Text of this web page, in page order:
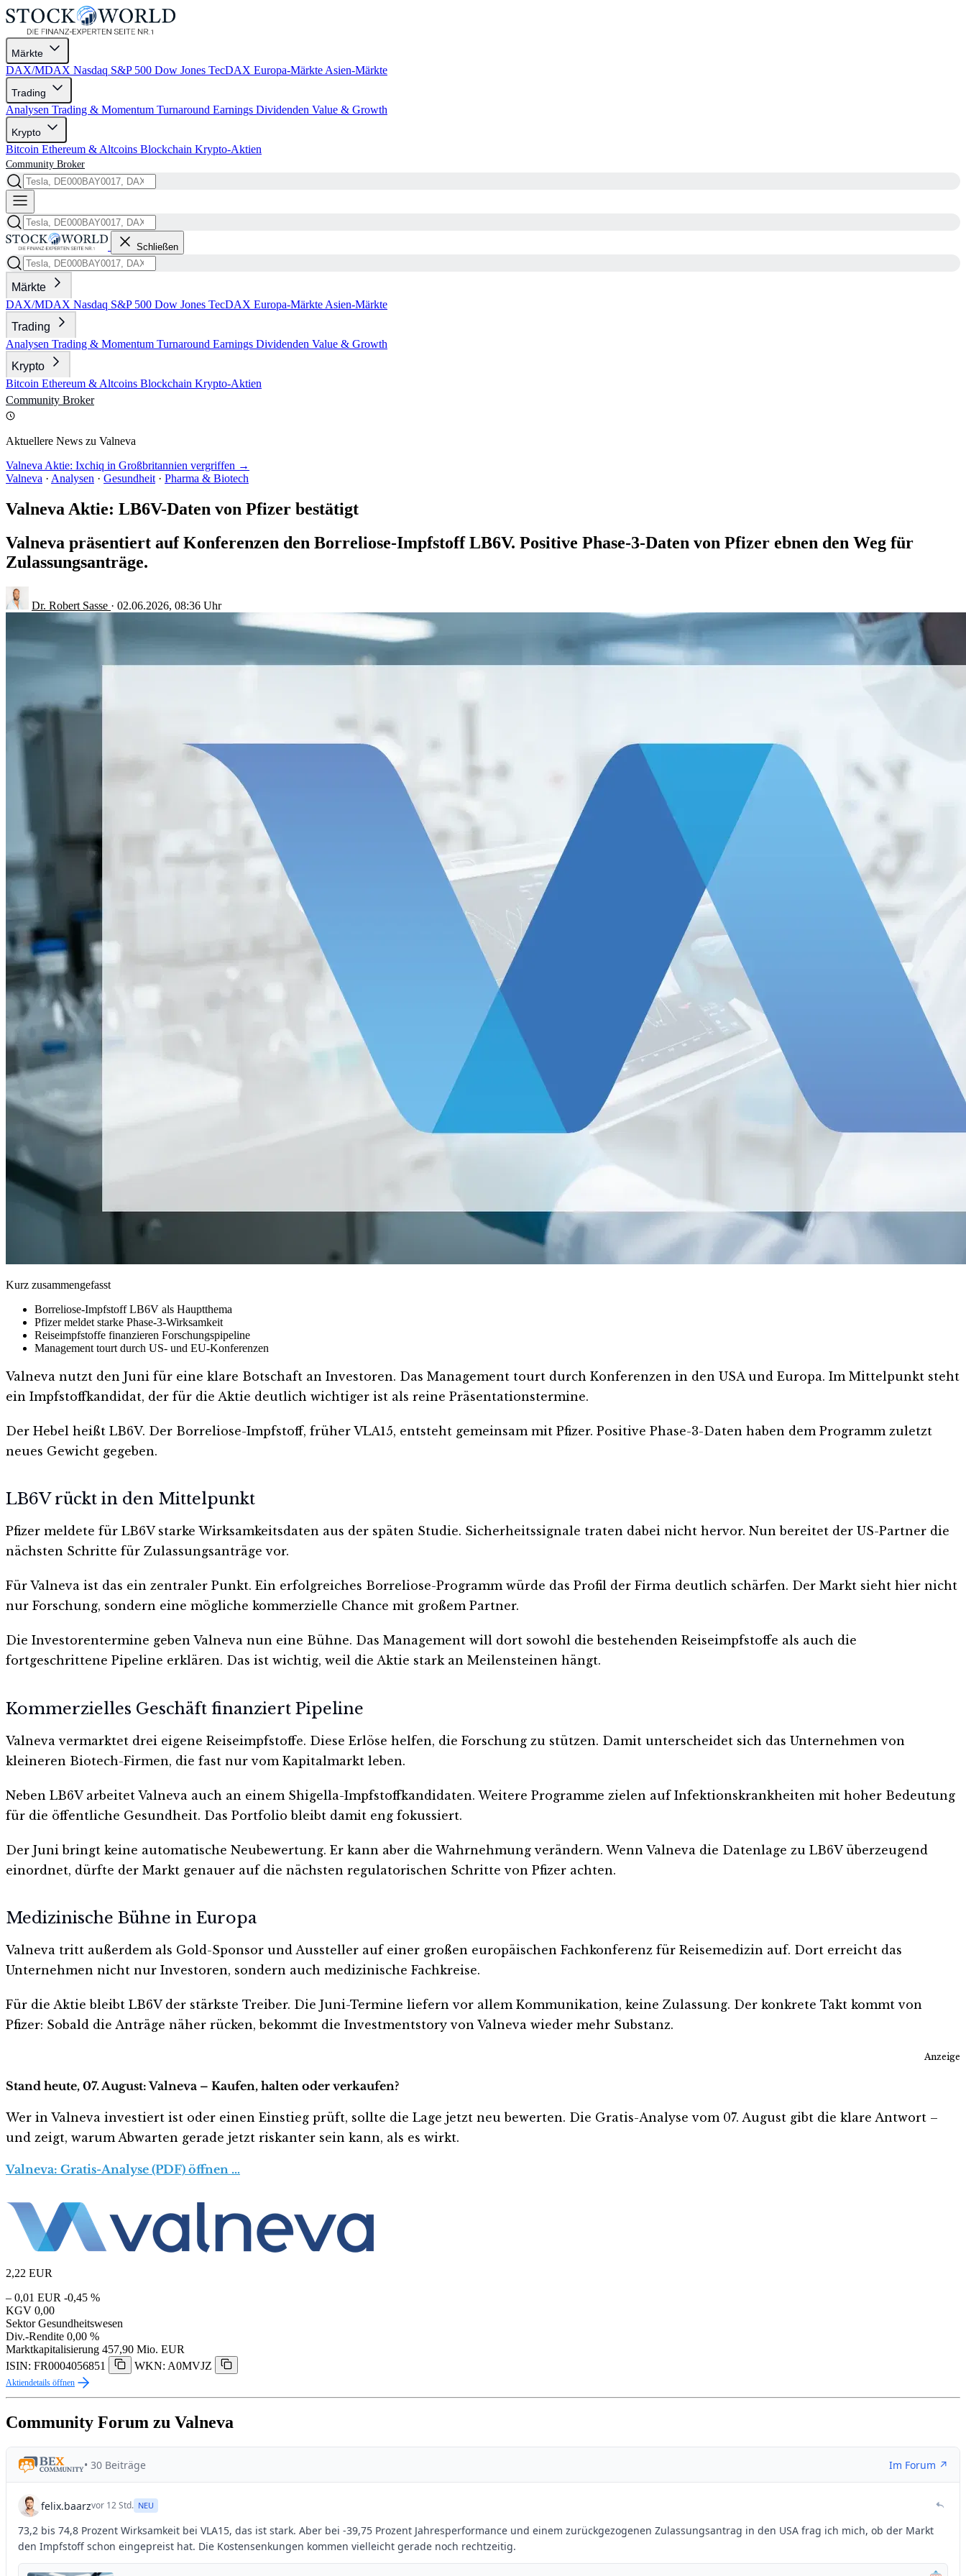
Märkte
DAX/MDAX Nasdaq S&P 500 Dow Jones TecDAX Europa-Märkte Asien-Märkte
Trading
Analysen Trading & Momentum Turnaround Earnings Dividenden Value & Growth
Krypto
Bitcoin Ethereum & Altcoins Blockchain Krypto-Aktien
Community Broker
Schließen
Märkte
DAX/MDAX Nasdaq S&P 500 Dow Jones TecDAX Europa-Märkte Asien-Märkte
Trading
Analysen Trading & Momentum Turnaround Earnings Dividenden Value & Growth
Krypto
Bitcoin Ethereum & Altcoins Blockchain Krypto-Aktien
Community Broker
Aktuellere News zu Valneva
Valneva Aktie: Ixchiq in Großbritannien vergriffen →
Valneva · Analysen · Gesundheit · Pharma & Biotech
Valneva Aktie: LB6V-Daten von Pfizer bestätigt
Valneva präsentiert auf Konferenzen den Borreliose-Impfstoff LB6V. Positive Phase-3-Daten von Pfizer ebnen den Weg für
Zulassungsanträge.
Dr. Robert Sasse · 02.06.2026, 08:36 Uhr
Kurz zusammengefasst
Borreliose-Impfstoff LB6V als Hauptthema
Pfizer meldet starke Phase-3-Wirksamkeit
Reiseimpfstoffe finanzieren Forschungspipeline
Management tourt durch US- und EU-Konferenzen
Valneva nutzt den Juni für eine klare Botschaft an Investoren. Das Management tourt durch Konferenzen in den USA und Europa. Im Mittelpunkt steht
ein Impfstoffkandidat, der für die Aktie deutlich wichtiger ist als reine Präsentationstermine.
Der Hebel heißt LB6V. Der Borreliose-Impfstoff, früher VLA15, entsteht gemeinsam mit Pfizer. Positive Phase-3-Daten haben dem Programm zuletzt
neues Gewicht gegeben.
LB6V rückt in den Mittelpunkt
Pfizer meldete für LB6V starke Wirksamkeitsdaten aus der späten Studie. Sicherheitssignale traten dabei nicht hervor. Nun bereitet der US-Partner die
nächsten Schritte für Zulassungsanträge vor.
Für Valneva ist das ein zentraler Punkt. Ein erfolgreiches Borreliose-Programm würde das Profil der Firma deutlich schärfen. Der Markt sieht hier nicht
nur Forschung, sondern eine mögliche kommerzielle Chance mit großem Partner.
Die Investorentermine geben Valneva nun eine Bühne. Das Management will dort sowohl die bestehenden Reiseimpfstoffe als auch die
fortgeschrittene Pipeline erklären. Das ist wichtig, weil die Aktie stark an Meilensteinen hängt.
Kommerzielles Geschäft finanziert Pipeline
Valneva vermarktet drei eigene Reiseimpfstoffe. Diese Erlöse helfen, die Forschung zu stützen. Damit unterscheidet sich das Unternehmen von
kleineren Biotech-Firmen, die fast nur vom Kapitalmarkt leben.
Neben LB6V arbeitet Valneva auch an einem Shigella-Impfstoffkandidaten. Weitere Programme zielen auf Infektionskrankheiten mit hoher Bedeutung
für die öffentliche Gesundheit. Das Portfolio bleibt damit eng fokussiert.
Der Juni bringt keine automatische Neubewertung. Er kann aber die Wahrnehmung verändern. Wenn Valneva die Datenlage zu LB6V überzeugend
einordnet, dürfte der Markt genauer auf die nächsten regulatorischen Schritte von Pfizer achten.
Medizinische Bühne in Europa
Valneva tritt außerdem als Gold-Sponsor und Aussteller auf einer großen europäischen Fachkonferenz für Reisemedizin auf. Dort erreicht das
Unternehmen nicht nur Investoren, sondern auch medizinische Fachkreise.
Für die Aktie bleibt LB6V der stärkste Treiber. Die Juni-Termine liefern vor allem Kommunikation, keine Zulassung. Der konkrete Takt kommt von
Pfizer: Sobald die Anträge näher rücken, bekommt die Investmentstory von Valneva wieder mehr Substanz.
Anzeige
Stand heute, 07. August: Valneva – Kaufen, halten oder verkaufen?
Wer in Valneva investiert ist oder einen Einstieg prüft, sollte die Lage jetzt neu bewerten. Die Gratis-Analyse vom 07. August gibt die klare Antwort –
und zeigt, warum Abwarten gerade jetzt riskanter sein kann, als es wirkt.
Valneva: Gratis-Analyse (PDF) öffnen …
2,22 EUR
– 0,01 EUR -0,45 %
KGV 0,00
Sektor Gesundheitswesen
Div.-Rendite 0,00 %
Marktkapitalisierung 457,90 Mio. EUR
ISIN: FR0004056851
WKN: A0MVJZ
Aktiendetails öffnen
Community Forum zu Valneva